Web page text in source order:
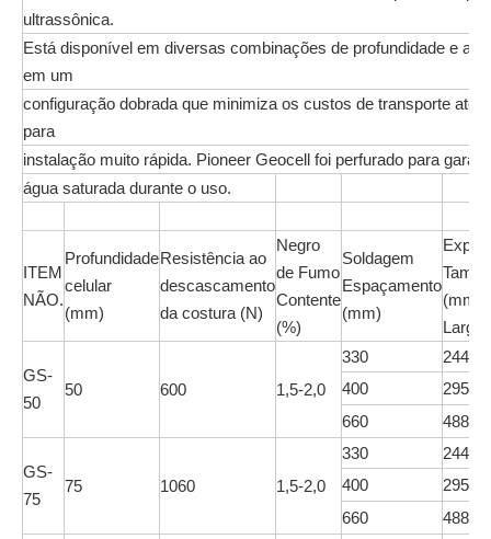
ultrassônica.
Está disponível em diversas combinações de profundidade e
em um
configuração dobrada que minimiza os custos de transporte até
para
instalação muito rápida. Pioneer Geocell foi perfurado para
água saturada durante o uso.
ITEM
NÃO.
Profundidade
celular
(mm)
Resistência ao
descascamento
da costura (N)
Negro
de Fumo
Contente
(%)
Soldagem
Espaçamento
(mm)
(mm)
GS-
50
50 600 1,5-2,0
330
400
660
GS-
75
75 1060 1,5-2,0
330
400
660